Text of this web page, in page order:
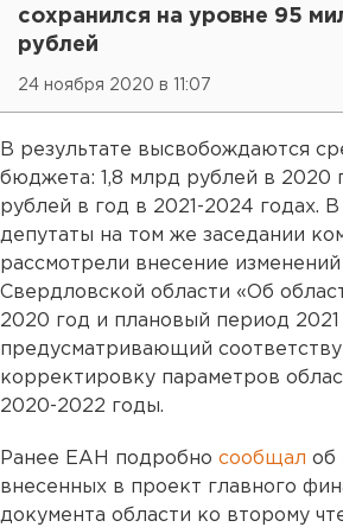
сохранился на уровне 95
рублей
24 ноября 2020 в 11:07
В результате высвобождаются
бюджета: 1,8 млрд рублей в 2020
рублей в год в 2021-2024 годах. В
депутаты на том же заседании
рассмотрели внесение
Свердловской области «Об
2020 год и плановый период 2021
предусматривающий
корректировку параметров
2020-2022 годы.
Ранее ЕАН подробно сообщал об
внесенных в проект главного
документа области ко второму